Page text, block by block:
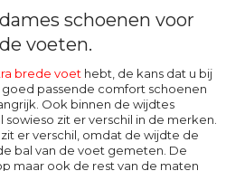
schoenen voor
voeten.
brede voet hebt, de kans dat u bij
goed passende comfort schoenen
Ook binnen de wijdtes
sowieso zit er verschil in de merken.
er verschil, omdat de wijdte de
bal van de voet gemeten. De
maar ook de rest van de maten